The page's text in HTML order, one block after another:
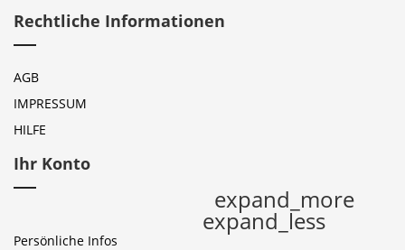
Rechtliche Informationen
AGB
IMPRESSUM
HILFE
Ihr Konto
expand_more
expand_less
Persönliche Infos